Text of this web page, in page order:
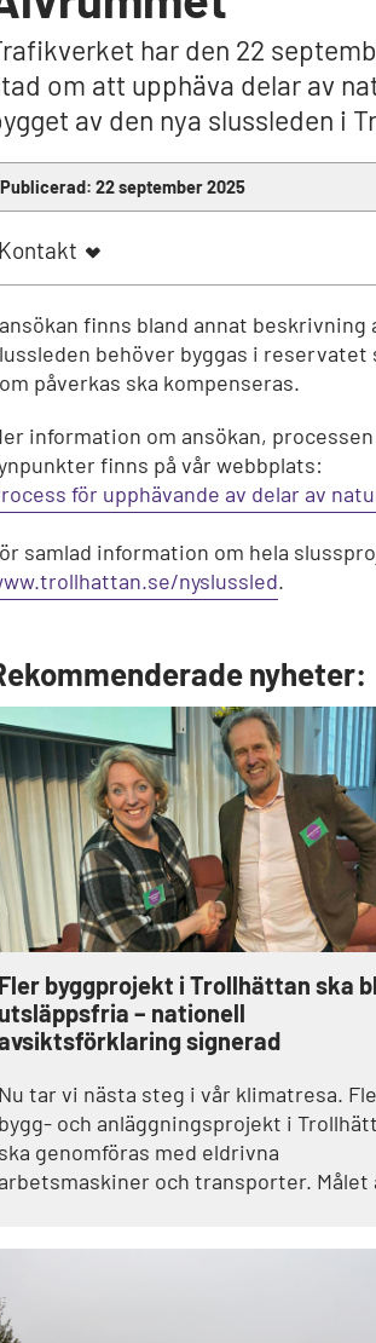
har den 22
om att upphäva delar av
av den nya slussleden i
Publicerad: 22 september 2025
Kontakt
finns bland annat
behöver byggas i
påverkas ska kompenseras.
information om ansökan,
finns på vår webbplats:
för upphävande av delar av
samlad information om hela
nyslussled.
nyheter:
Fler byggprojekt i Trollhättan ska
utsläppsfria – nationell
signerad
Nu tar vi nästa steg i vår klimatresa.
bygg- och anläggningsprojekt i
ska genomföras med eldrivna
arbetsmaskiner och transporter. Målet